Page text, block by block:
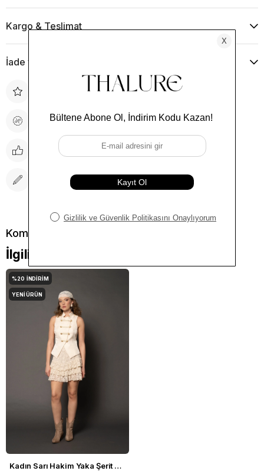
arayışına modern ve çok yönlü bir alternatif sunar.
Kumaş İçeriği: %99 polyester, %1 likra
TLR6088
Kargo & Teslimat
İade ve Değişim
Fiyat Düşünce Haber Ver
Tavsiye Et
Yorum Yaz
İlgili Kombinler
Kadın Sarı Hakim Yaka Şerit Detaylı Slim Fit Yelek
%20 İNDIRIM
YENI ÜRÜN